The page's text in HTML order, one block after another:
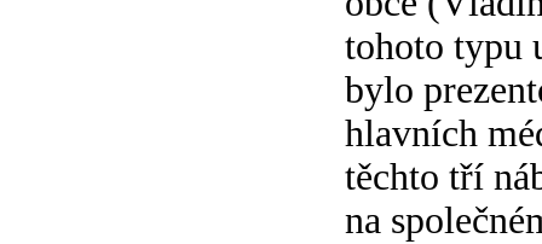
tohoto typu
bylo
hlavních
těchto tří
na